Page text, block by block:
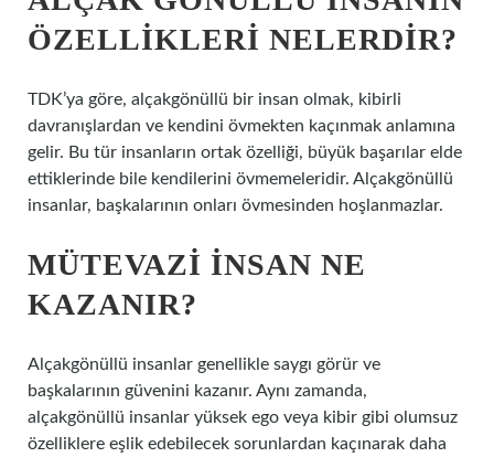
ÖZELLIKLERI NELERDIR?
TDK’ya göre, alçakgönüllü bir insan olmak, kibirli
davranışlardan ve kendini övmekten kaçınmak anlamına
gelir. Bu tür insanların ortak özelliği, büyük başarılar elde
ettiklerinde bile kendilerini övmemeleridir. Alçakgönüllü
insanlar, başkalarının onları övmesinden hoşlanmazlar.
MÜTEVAZI INSAN NE
KAZANIR?
Alçakgönüllü insanlar genellikle saygı görür ve
başkalarının güvenini kazanır. Aynı zamanda,
alçakgönüllü insanlar yüksek ego veya kibir gibi olumsuz
özelliklere eşlik edebilecek sorunlardan kaçınarak daha